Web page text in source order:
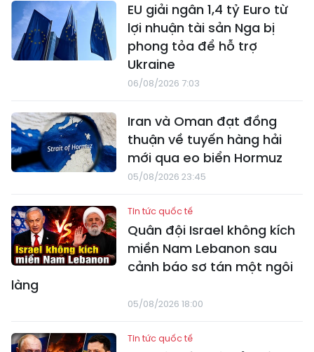
EU giải ngân 1,4 tỷ Euro từ
lợi nhuận tài sản Nga bị
phong tỏa để hỗ trợ
Ukraine
06/08/2026 7:03
Iran và Oman đạt đồng
thuận về tuyến hàng hải
mới qua eo biển Hormuz
05/08/2026 23:45
Tin tức quốc tế
Quân đội Israel không kích
miền Nam Lebanon sau
cảnh báo sơ tán một ngôi
làng
05/08/2026 18:00
Tin tức quốc tế